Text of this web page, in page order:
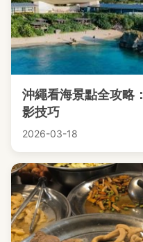
沖繩看海景點全攻略
影技巧
2026-03-18